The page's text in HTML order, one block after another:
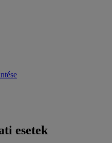
esetek